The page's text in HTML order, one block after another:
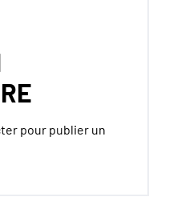
pour publier un